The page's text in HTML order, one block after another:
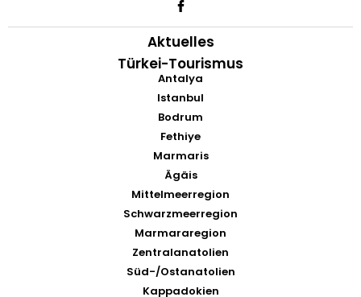
Aktuelles
Türkei-Tourismus
Antalya
Istanbul
Bodrum
Fethiye
Marmaris
Ägäis
Mittelmeerregion
Schwarzmeerregion
Marmararegion
Zentralanatolien
Süd-/Ostanatolien
Kappadokien